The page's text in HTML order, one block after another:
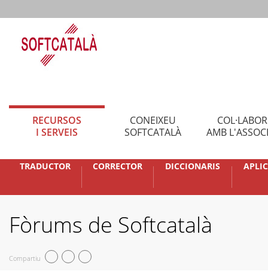
RECURSOS
I SERVEIS
CONEIXEU
SOFTCATALÀ
AMB
TRADUCTOR CORRECTOR DICCIONARIS
Fòrums de Softcatalà
Compartiu